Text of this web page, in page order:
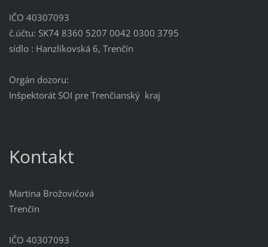
IČO 40307093
č.účtu: SK74 8360 5207 0042 0300 3795
sídlo : Hanzlíkovská 6, Trenčín
Orgán dozoru:
Inšpektorát SOI pre Trenčianský kraj
Kontakt
Martina Brožovičová
Trenčín
IČO 40307093